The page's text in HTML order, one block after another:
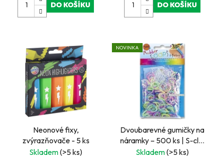
DO KOŠÍKU DO KOŠÍKU
Neonové fixy,
zvýrazňovače - 5 ks
Skladem(>5 ks)
NOVINKA
Dvoubarevné gumičky na
náramky – 500 ks | S-clip
spony a háček
Skladem(>5 ks)